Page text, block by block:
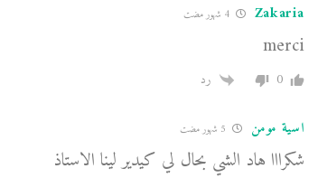
Zakaria 4 شهور مضت
merci
0 رد
اسية مومن
شكرااا هاد الشي بحال لي كيدير لينا الاستاذ